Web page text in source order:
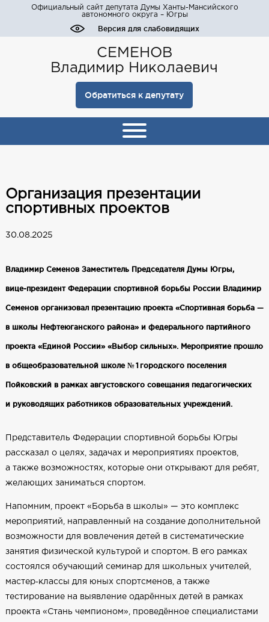
Официальный сайт депутата Думы Ханты-Мансийского
автономного округа – Югры
Версия для слабовидящих
СЕМЕНОВ
Владимир Николаевич
Обратиться к депутату
Организация презентации
спортивных проектов
30.08.2025
Владимир Семенов Заместитель Председателя Думы Югры,
вице‑президент Федерации спортивной борьбы России Владимир
Семенов организовал презентацию проекта «Спортивная борьба —
в школы Нефтеюганского района» и федерального партийного
проекта «Единой России» «Выбор сильных». Мероприятие прошло
в общеобразовательной школе № 1 городского поселения
Пойковский в рамках августовского совещания педагогических
и руководящих работников образовательных учреждений.
Представитель Федерации спортивной борьбы Югры
рассказал о целях, задачах и мероприятиях проектов,
а также возможностях, которые они открывают для ребят,
желающих заниматься спортом.
Напомним, проект «Борьба в школы» — это комплекс
мероприятий, направленный на создание дополнительной
возможности для вовлечения детей в систематические
занятия физической культурой и спортом. В его рамках
состоялся обучающий семинар для школьных учителей,
мастер‑классы для юных спортсменов, а также
тестирование на выявление одарённых детей в рамках
проекта «Стань чемпионом», проведённое специалистами